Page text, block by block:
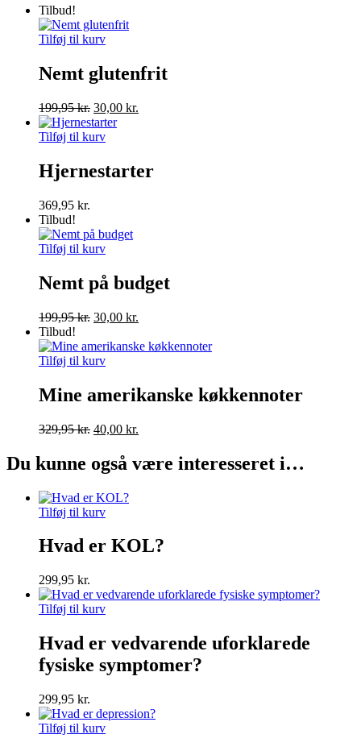
Tilbud!
Tilføj til kurv
Nemt glutenfrit
199,95kr. Den
oprindelige
pris
199,95 kr..
30,00 kr.
Tilføj til kurv
Hjernestarter
369,95 kr.
Tilbud!
Tilføj til kurv
Nemt på budget
199,95kr. Den
pris
var:
30,00 kr.
pris
Tilbud!
Tilføj til kurv
Mine amerikanske køkkennoter
329,95kr. Den
pris
var:
40,00 kr.
er:
Du kunne også være interesseret i…
Tilføj til kurv
Hvad er KOL?
299,95 kr.
Tilføj til kurv
Hvad er vedvarende uforklarede
fysiske symptomer?
299,95 kr.
Tilføj til kurv